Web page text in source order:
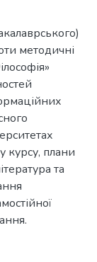
методичні
курсу, плани
та